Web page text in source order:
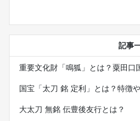
記事
重要文化財「鳴狐」とは？粟田口
国宝「太刀 銘 定利」とは？特徴
大太刀 無銘 伝豊後友行とは？